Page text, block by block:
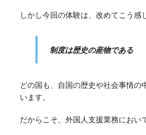
しかし今回の体験は、改めてこう感
制度は歴史の産物である
どの国も、自国の歴史や社会事情の
います。
だからこそ、外国人支援業務におい